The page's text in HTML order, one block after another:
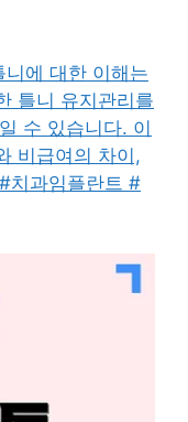
에 대한 이해는
틀니 유지관리를
수 있습니다. 이
비급여의 차이,
치과임플란트 #